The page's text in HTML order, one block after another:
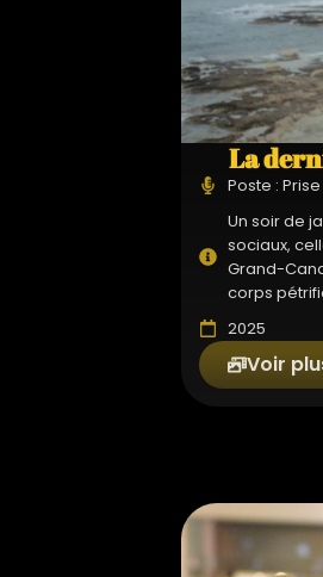
La
Poste :
Un soir de
sociaux,
Grand-
corps
2025
Voir